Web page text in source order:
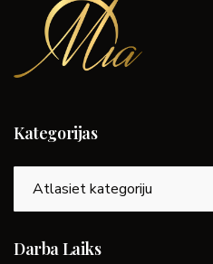
Kategorijas
Darba Laiks